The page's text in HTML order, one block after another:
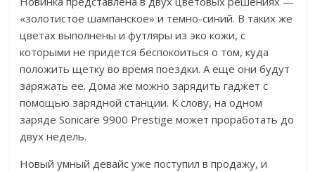
«золотистое шампанское» и темно-синий. В таких же
цветах выполнены и футляры из эко кожи, с
которыми не придется беспокоиться о том, куда
положить щетку во время поездки. А еще они будут
заряжать ее. Дома же можно зарядить гаджет с
помощью зарядной станции. К слову, на одном
заряде Sonicare 9900 Prestige может проработать до
двух недель.
Новый умный девайс уже поступил в продажу, и